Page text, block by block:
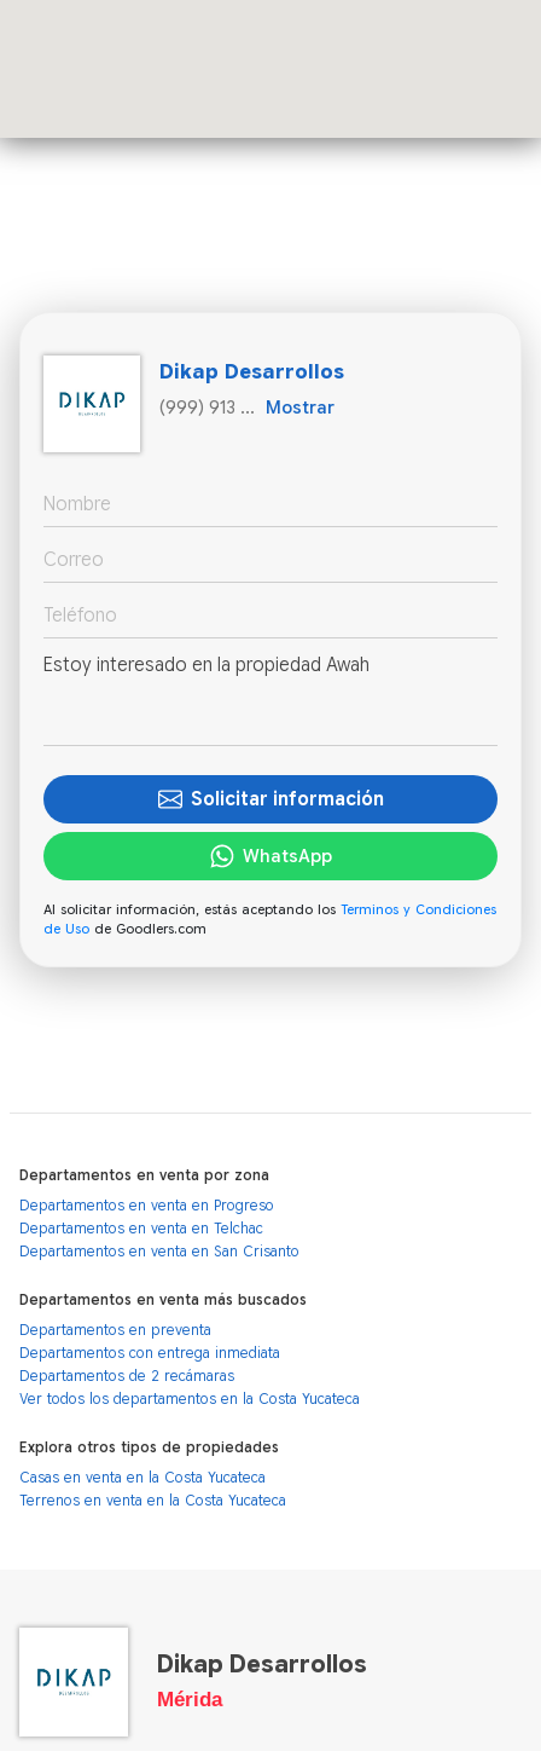
Dikap Desarrollos
(999) 913 ... Mostrar
Solicitar información
WhatsApp
Al solicitar información, estás aceptando los Terminos y Condiciones
de Uso de Goodlers.com
Departamentos en venta por zona
Departamentos en venta en Progreso
Departamentos en venta en Telchac
Departamentos en venta en San Crisanto
Departamentos en venta más buscados
Departamentos en preventa
Departamentos con entrega inmediata
Departamentos de 2 recámaras
Ver todos los departamentos en la Costa Yucateca
Explora otros tipos de propiedades
Casas en venta en la Costa Yucateca
Terrenos en venta en la Costa Yucateca
Dikap Desarrollos
Mérida